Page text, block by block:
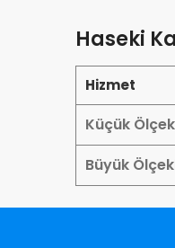
Haseki
Hizmet
Küçük
Büyük